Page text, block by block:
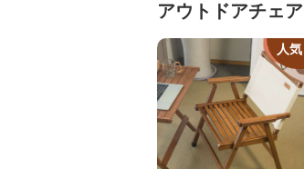
アウトドアチェア
人気